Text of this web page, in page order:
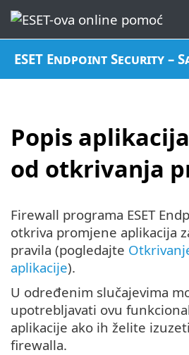
ESET Endpoint Security –
Popis
od otkrivanja
Firewall programa ESET
otkriva promjene aplikacija
pravila (pogledajte
aplikacije).
U određenim slučajevima
upotrebljavati ovu
aplikacije ako ih želite
firewalla.